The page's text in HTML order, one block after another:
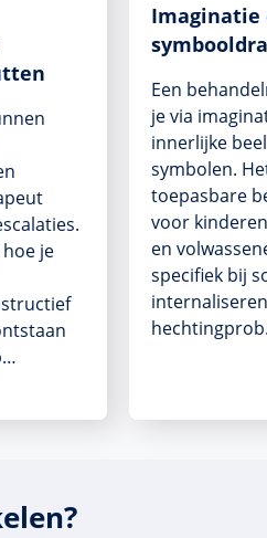
je
Imaginatie
Een
je via
innerlijke
symbolen.
toepasbare
voor
en
specifiek bij